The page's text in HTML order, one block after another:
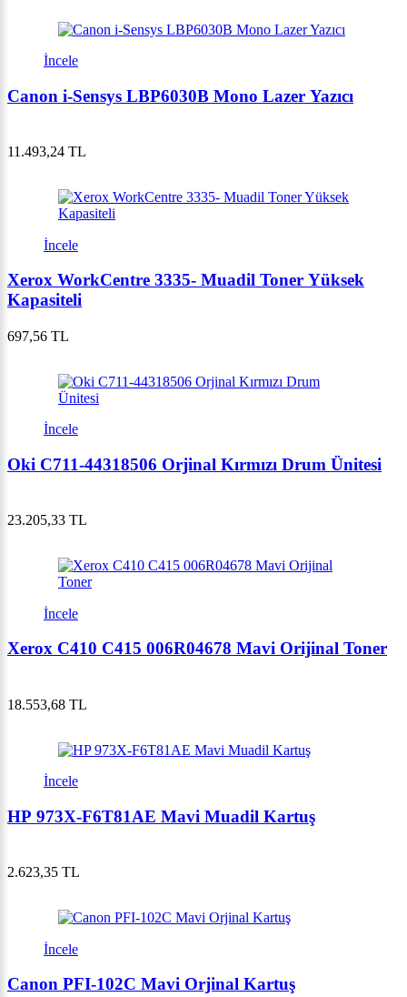
İncele
Canon i-Sensys LBP6030B Mono Lazer Yazıcı
11.493,24 TL
İncele
Xerox WorkCentre 3335- Muadil Toner Yüksek
Kapasiteli
697,56 TL
İncele
Oki C711-44318506 Orjinal Kırmızı Drum Ünitesi
23.205,33 TL
İncele
Xerox C410 C415 006R04678 Mavi Orijinal Toner
18.553,68 TL
İncele
HP 973X-F6T81AE Mavi Muadil Kartuş
2.623,35 TL
İncele
Canon PFI-102C Mavi Orjinal Kartuş